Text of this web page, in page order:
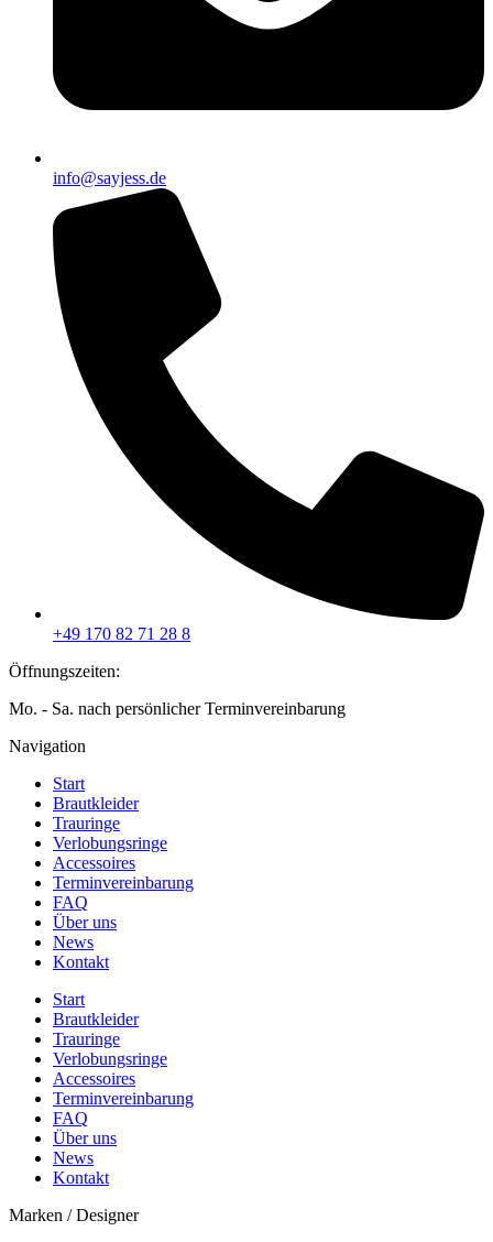
info@sayjess.de
+49 170 82 71 28 8
Öffnungszeiten:
Mo. - Sa. nach persönlicher Terminvereinbarung
Navigation
Start
Brautkleider
Trauringe
Verlobungsringe
Accessoires
Terminvereinbarung
FAQ
Über uns
News
Kontakt
Start
Brautkleider
Trauringe
Verlobungsringe
Accessoires
Terminvereinbarung
FAQ
Über uns
News
Kontakt
Marken / Designer